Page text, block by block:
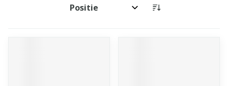
Sorteer op: